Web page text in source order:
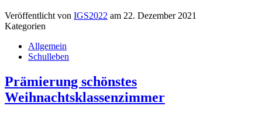
Veröffentlicht von IGS2022 am 22. Dezember 2021
Kategorien
Allgemein
Schulleben
Prämierung schönstes
Weihnachtsklassenzimmer